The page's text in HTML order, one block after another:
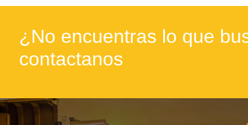
¿No encuentras lo que
contactanos